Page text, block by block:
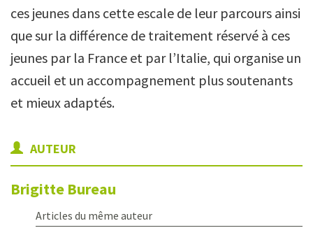
ces jeunes dans cette escale de leur parcours ainsi
que sur la différence de traitement réservé à ces
jeunes par la France et par l’Italie, qui organise un
accueil et un accompagnement plus soutenants
et mieux adaptés.
AUTEUR
Brigitte Bureau
Articles du même auteur